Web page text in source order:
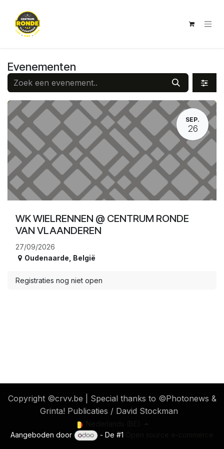
Evenementen
SEP.
26
WK WIELRENNEN @ CENTRUM RONDE
VAN VLAANDEREN
27/09/2026
Oudenaarde België
Registraties nog niet open
​ Copyright ©crvv.be | Special thanks to ©Photonews &
Grinta! Publicaties / David Stockman
Aangeboden door
- De #1